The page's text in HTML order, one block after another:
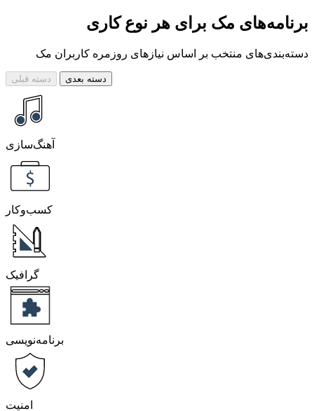
برنامه‌های مک برای هر نوع کاری
دسته‌بندی‌های منتخب بر اساس نیازهای روزمره کاربران مک
دسته قبلی دسته بعدی
آهنگ‌سازی
کسب‌و‌کار
گرافیک
برنامه‌نویسی
امنیت